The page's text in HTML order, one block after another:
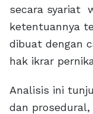
secara syariat
ketentuannya
dibuat dengan
hak ikrar
Analisis ini
dan